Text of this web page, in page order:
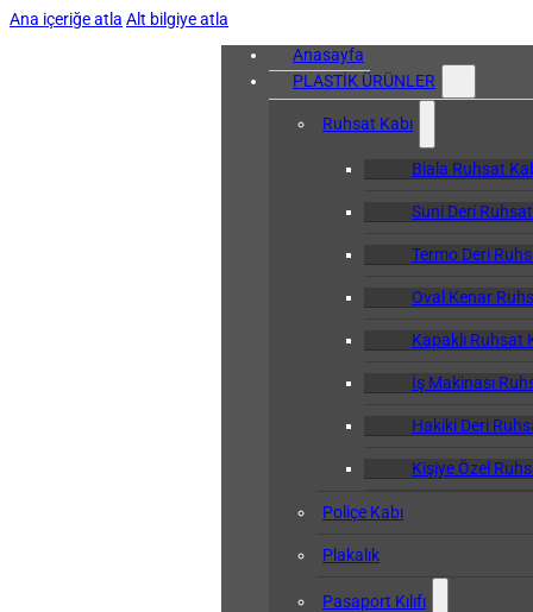
Ana içeriğe atla Alt bilgiye atla
Anasayfa
PLASTİK ÜRÜNLER
Ruhsat Kabı
Biala Ruhsat
Suni Deri Ruhsat
Termo Deri
Oval Kenar
Kapaklı Ruhsat
İş Makinası
Hakiki Deri
Kişiye Özel
Poliçe Kabı
Plakalık
Pasaport Kılıfı